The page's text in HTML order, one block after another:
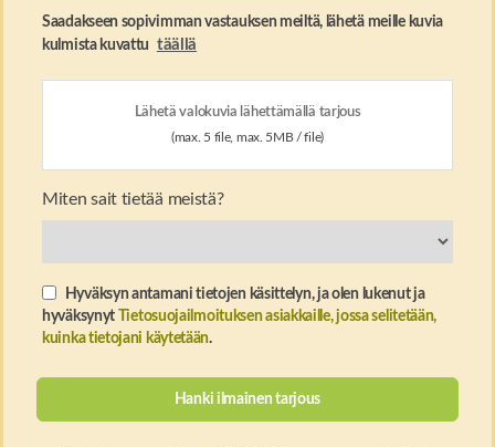
Saadakseen sopivimman vastauksen meiltä, ​​lähetä meille kuvia
kulmista kuvattu täällä
Lähetä valokuvia lähettämällä tarjous
(max. 5 file, max. 5MB / file)
Miten sait tietää meistä?
Hyväksyn antamani tietojen käsittelyn, ja olen lukenut ja
hyväksynyt Tietosuojailmoituksen asiakkaille, jossa selitetään,
kuinka tietojani käytetään.